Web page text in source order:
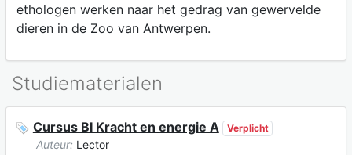
ethologen werken naar het gedrag van gewervelde
dieren in de Zoo van Antwerpen.
Studiematerialen
Cursus BI Kracht en energie A Verplicht
Auteur: Lector